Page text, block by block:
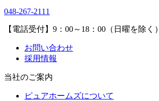
048-267-2111
【電話受付】9：00～18：00（日曜を除く）
お問い合わせ
採用情報
当社のご案内
ピュアホームズについて